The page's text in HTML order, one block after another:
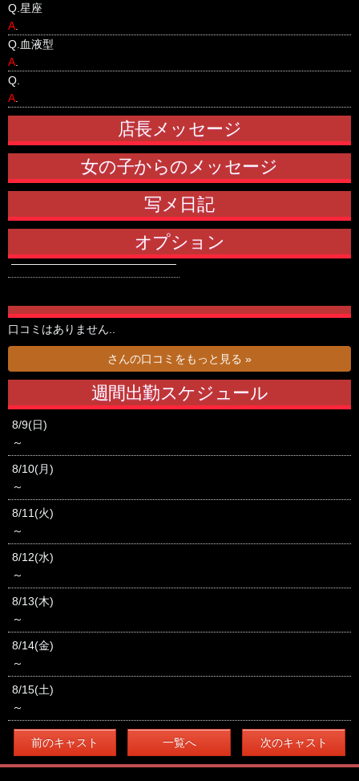
Q. 星座
A
Q. 血液型
A
Q.
A
店長メッセージ
女の子からのメッセージ
写メ日記
オプション
口コミはありません..
さんの口コミをもっと見る »
週間出勤スケジュール
8/9(日)
～
8/10(月)
～
8/11(火)
～
8/12(水)
～
8/13(木)
～
8/14(金)
～
8/15(土)
～
前のキャスト 一覧へ 次のキャスト